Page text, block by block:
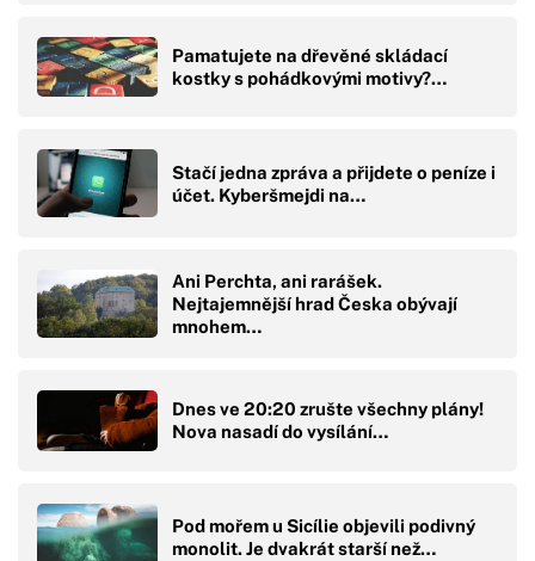
Pamatujete na dřevěné skládací
kostky s pohádkovými motivy?…
Stačí jedna zpráva a přijdete o peníze i
účet. Kyberšmejdi na…
Ani Perchta, ani rarášek.
Nejtajemnější hrad Česka obývají
mnohem…
Dnes ve 20:20 zrušte všechny plány!
Nova nasadí do vysílání…
Pod mořem u Sicílie objevili podivný
monolit. Je dvakrát starší než…